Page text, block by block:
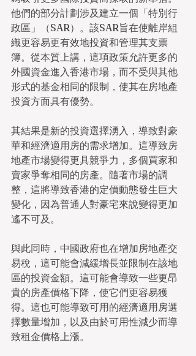
他們的部分計劃涉及建立一個「特別行
政區」（SAR）。該SAR旨在使離岸組
織更容易更有效地投資和管理其支票
簿。從本質上講，這項政策允許更多的
外國資金進入香港市場，而不受與其他
形式的基金相同的限制，使其在房地產
投資方面具有優勢。
其結果是新的投資選擇湧入，導致對豪
華和經濟適用房的需求增加。這導致房
地產市場變得更具競爭力，多個買家和
賣家爭奪相同的房產。隨著市場的調
整，這將導致香港的定價動態發生巨大
變化，因為普通人對豪宅來說變得更加
遙不可及。
與此同時，中國政府也在增加房地產交
易稅，這可能會減緩增長並限制在該地
區的投資金額。這可能會導致一些更昂
貴的房產價格下降，使它們更容易獲
得。這也可能導致可用的經濟適用房選
擇數量增加，以及由於可用性減少而導
致租金價格上漲。